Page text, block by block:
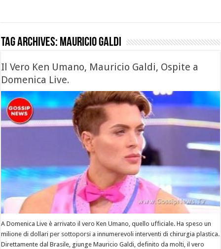
Tag Archives: mauricio galdi
Il Vero Ken Umano, Mauricio Galdi, Ospite a
Domenica Live.
A Domenica Live è arrivato il vero Ken Umano, quello ufficiale. Ha speso un
milione di dollari per sottoporsi a innumerevoli interventi di chirurgia plastica.
Direttamente dal Brasile, giunge Mauricio Galdi, definito da molti, il vero